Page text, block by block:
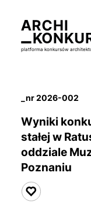
platforma konkursów
_nr 2026-002
Wyniki
stałej w
oddziale
Poznaniu